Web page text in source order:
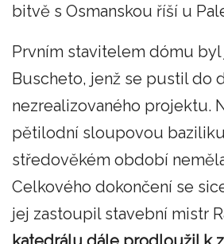
bitvě s Osmanskou říší u
Prvním stavitelem dómu
Buscheto, jenž se pustil do
nezrealizovaného projektu.
pětilodní sloupovou
středověkém období
Celkového dokončení se
jej zastoupil stavební mistr